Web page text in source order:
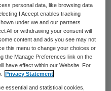
ze voor
ze uit in de
personal data, like browsing data
I Accept enables tracking
under we and our partners
All or withdrawing your consent will
content and ads you see may not
this menu to change your choices or
the Manage Preferences link on the
have effect within our Website. For
Privacy Statement
essential and statistical cookies,